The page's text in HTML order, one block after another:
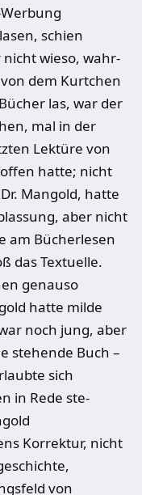
schien
nicht wieso, wahr­
dem Kurtchen
las, war der
mal in der
Lektüre von
hatte; nicht
Man­gold, hatte
aber nicht
am Bücherlesen
das Textuelle.
genauso
hatte milde
noch jung, aber
stehende Buch –
sich
in Rede ste­
Korrektur, nicht
von